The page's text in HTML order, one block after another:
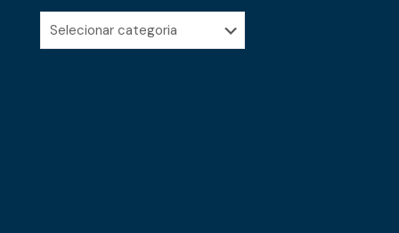
Categorias